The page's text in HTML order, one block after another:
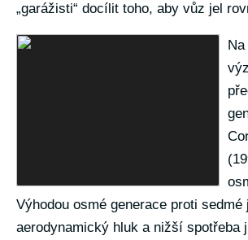
„garážisti“ docílit toho, aby vůz jel
Výhodou osmé generace proti sedmé
aerodynamický hluk a nižší spotřeba